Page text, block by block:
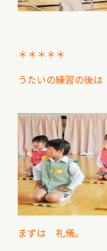
＊＊＊＊＊
うたいの練習の後
まずは 礼儀。